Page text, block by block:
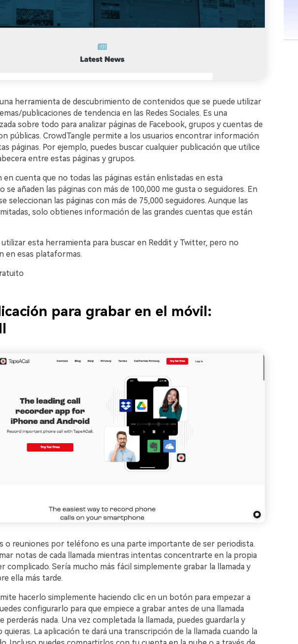
herramienta de descubrimiento de contenidos que se puede utilizar
publicaciones de tendencia en las Redes Sociales. Es una
sobre todo para analizar páginas de Facebook, grupos y cuentas de
públicas. CrowdTangle permite a los usuarios encontrar información
páginas. Por ejemplo, puedes buscar cualquier publicación que utilice
entre estas páginas y grupos.
en cuenta que no todas las páginas están enlistadas en esta
se añaden las páginas con más de 100,000 me gusta o seguidores. En
seleccionan las páginas con más de 75,000 seguidores. Aunque las
solo obtienes información de las grandes cuentas que están
utilizar esta herramienta para buscar en Reddit y Twitter, pero no
en esas plataformas.
para grabar en el móvil:
o reuniones por teléfono es una parte importante de ser periodista.
notas de cada llamada mientras intentas concentrarte en la propia
complicado. Sería mucho más fácil simplemente grabar la llamada y
ella más tarde.
hacerlo simplemente haciendo clic en un botón para empezar a
configurarlo para que empiece a grabar antes de una llamada
perderás nada. Una vez completada la llamada, puedes guardarla y
quieras. La aplicación te dará una transcripción de la llamada cuando la